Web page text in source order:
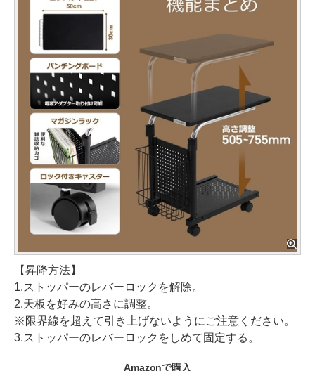
【昇降方法】
1.ストッパーのレバーロックを解除。
2.天板を好みの高さに調整。
※限界線を超えて引き上げないようにご注意ください。
3.ストッパーのレバーロックをしめて固定する。
Amazonで購入